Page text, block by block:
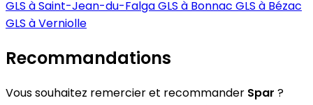
GLS à Saint-Jean-du-FalgaGLS à Bonnac GLS à Bézac
GLS à Verniolle
Recommandations
Vous souhaitez remercier et recommander Spar ?